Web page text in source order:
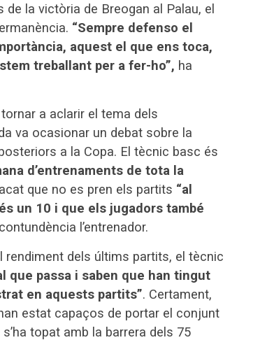
la victòria de Breogan al Palau, el
“Sempre defenso el
aquest el que ens toca,
treballant per a fer-ho”, ha
a aclarir el tema dels
va ocasionar un debat sobre la
a la Copa. El tècnic basc és
d’entrenaments de tota la
que no es pren els partits “al
un 10 i que els jugadors també
l’entrenador.
rendiment dels últims partits, el tècnic
que passa i saben que han tingut
en aquests partits”. Certament,
estat capaços de portar el conjunt
topat amb la barrera dels 75